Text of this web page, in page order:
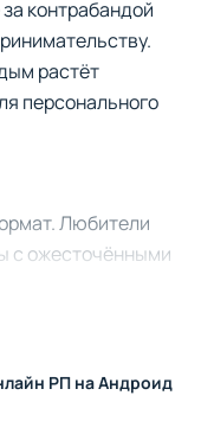
контрабандой
растёт
персонального
Любители
с ожесточёнными
или
есть
группировку.
РП на Андроид